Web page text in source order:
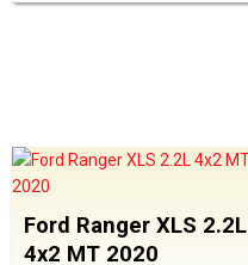
Ford Ranger XLS 2.2L
4x2 MT 2020